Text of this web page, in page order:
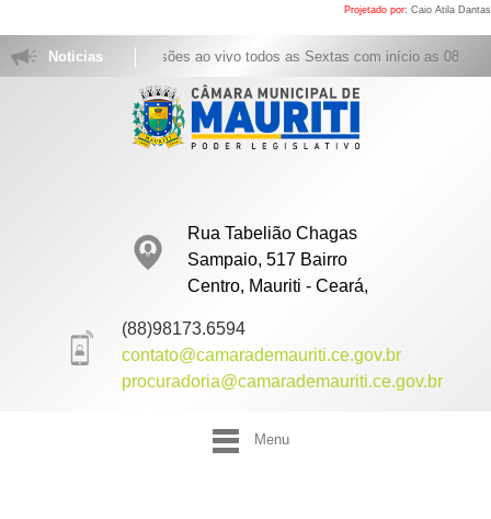
Projetado por: Caio Atila Dantas
Noticias
Acompanhe as sessões ao vivo todos as Sextas com início as 08h
Rua Tabelião Chagas
Sampaio, 517 Bairro
Centro, Mauriti - Ceará,
(88)98173.6594
contato@camarademauriti.ce.gov.br
procuradoria@camarademauriti.ce.gov.br
Menu